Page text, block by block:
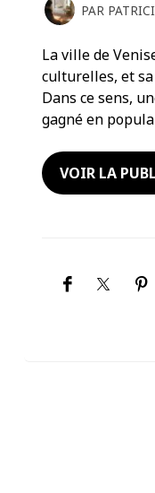
PAR
La ville de
culturelles, et
Dans ce sens,
gagné en
VOIR LA